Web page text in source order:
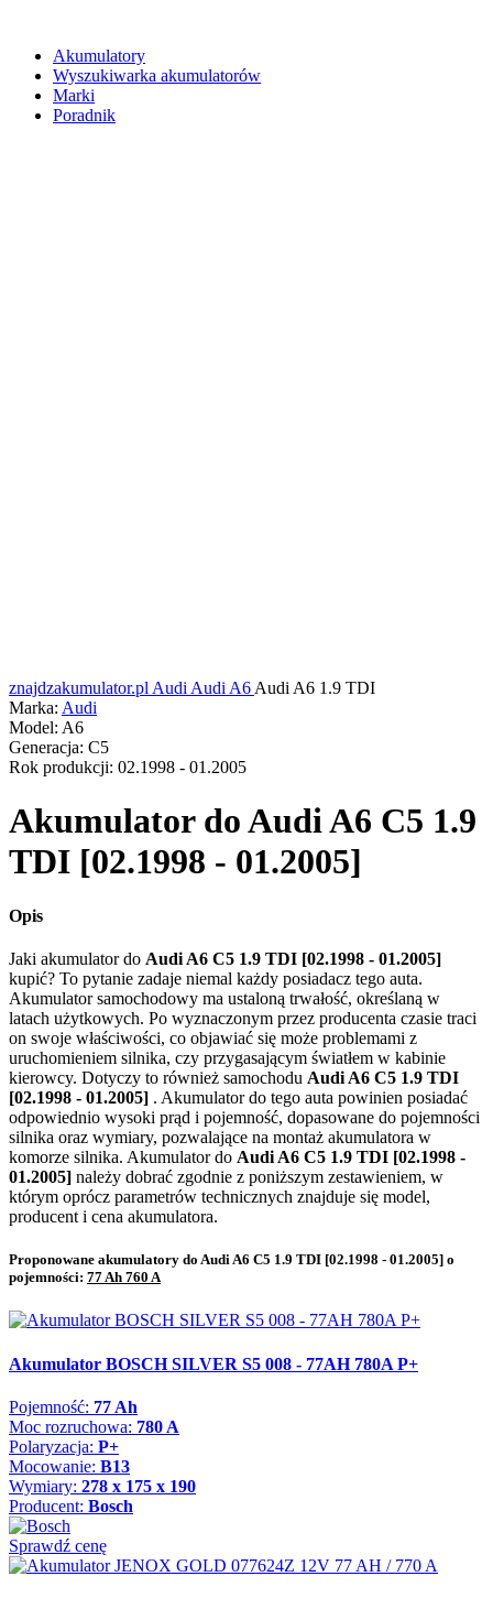
Akumulatory
Wyszukiwarka akumulatorów
Marki
Poradnik
znajdzakumulator.pl Audi Audi A6 Audi A6 1.9 TDI
Marka: Audi
Model: A6
Generacja: C5
Rok produkcji: 02.1998 - 01.2005
Akumulator doAudi A6 C5 1.9
TDI [02.1998 - 01.2005]
Opis
Jaki akumulator do Audi A6 C5 1.9 TDI [02.1998 - 01.2005]
kupić? To pytanie zadaje niemal każdy posiadacz tego auta.
Akumulator samochodowy ma ustaloną trwałość, określaną w
latach użytkowych. Po wyznaczonym przez producenta czasie traci
on swoje właściwości, co objawiać się może problemami z
uruchomieniem silnika, czy przygasającym światłem w kabinie
kierowcy. Dotyczy to również samochodu Audi A6 C5 1.9 TDI
[02.1998 - 01.2005] . Akumulator do tego auta powinien posiadać
odpowiednio wysoki prąd i pojemność, dopasowane do pojemności
silnika oraz wymiary, pozwalające na montaż akumulatora w
komorze silnika. Akumulator do Audi A6 C5 1.9 TDI [02.1998 -
01.2005] należy dobrać zgodnie z poniższym zestawieniem, w
którym oprócz parametrów technicznych znajduje się model,
producent i cena akumulatora.
Proponowane akumulatory do Audi A6 C5 1.9 TDI [02.1998 - 01.2005] o
pojemności: 77 Ah 760 A
Akumulator BOSCH SILVER S5 008 - 77AH 780A P+
Pojemność: 77 Ah
Moc rozruchowa: 780 A
Polaryzacja: P+
Mocowanie: B13
Wymiary: 278 x 175 x 190
Producent: Bosch
Sprawdź cenę